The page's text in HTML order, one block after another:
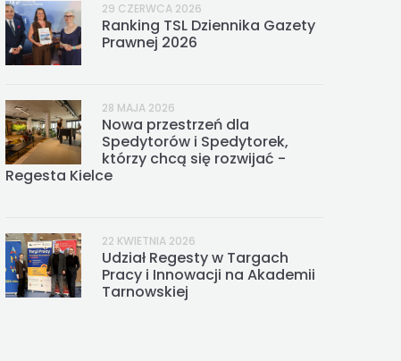
29 CZERWCA 2026
Ranking TSL Dziennika Gazety
Prawnej 2026
28 MAJA 2026
Nowa przestrzeń dla
Spedytorów i Spedytorek,
którzy chcą się rozwijać -
Regesta Kielce
22 KWIETNIA 2026
Udział Regesty w Targach
Pracy i Innowacji na Akademii
Tarnowskiej